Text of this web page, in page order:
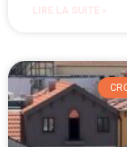
LIRE LA SUITE »